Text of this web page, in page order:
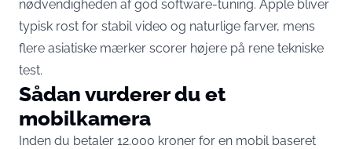
nødvendigheden af god software-tuning. Apple bliver
typisk rost for stabil video og naturlige farver, mens
flere asiatiske mærker scorer højere på rene tekniske
test.
Sådan vurderer du et
mobilkamera
Inden du betaler 12.000 kroner for en mobil baseret